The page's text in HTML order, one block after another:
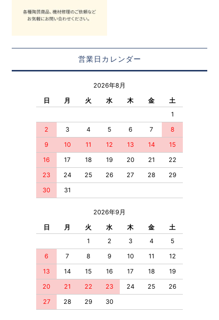
営業日カレンダー
2026年8月
日 月 火 水 木 金
土
1
2 3 4 5 6 7 8
9 10 11 12 13 14 15
16 17 18 19 20 21 22
23 24 25 26 27 28 29
30 31
2026年9月
日 月 火 水 木 金
土
1
2 3 4 5
6 7 8 9 10 11 12
13 14 15 16 17 18 19
20 21 22 23 24 25 26
27 28 29 30